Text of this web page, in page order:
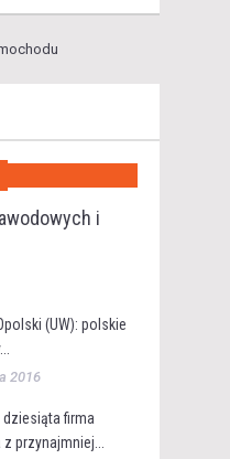
i
(UW): polskie
2016
firma
z przynajmniej...